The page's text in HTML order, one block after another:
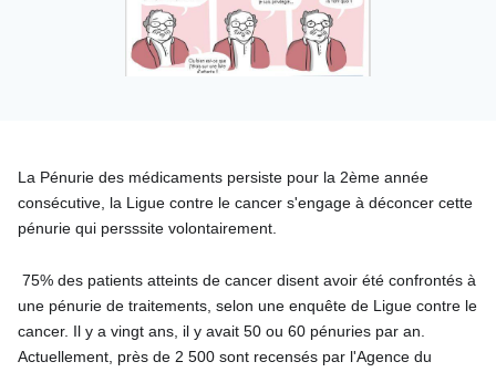
La Pénurie des médicaments persiste pour la 2ème année
consécutive, la Ligue contre le cancer s'engage à déconcer cette
pénurie qui persssite volontairement.
75% des patients atteints de cancer disent avoir été confrontés à
une pénurie de traitements, selon une enquête de Ligue contre le
cancer. Il y a vingt ans, il y avait 50 ou 60 pénuries par an.
Actuellement, près de 2 500 sont recensés par l'Agence du